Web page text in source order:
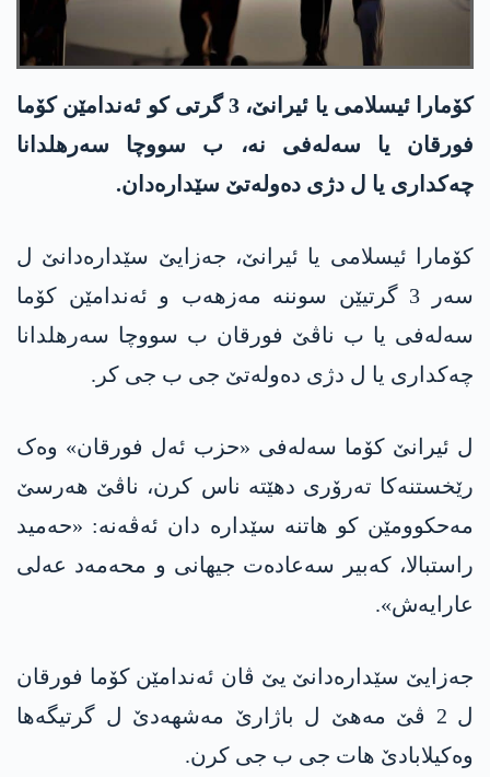
كۆمارا ئیسلامی یا ئیرانێ، 3 گرتی كو ئه‌ندامێن كۆما
فورقان یا سه‌له‌فی نه‌، ب سووچا سه‌رهلدانا
چه‌كداری یا ل دژی ده‌وله‌تێ سێداره‌دان.
كۆمارا ئیسلامی یا ئیرانێ، جه‌زایێ سێداره‌دانێ ل
سه‌ر 3 گرتیێن سوننه‌ مه‌زهه‌ب و ئه‌ندامێن كۆما
سه‌له‌فی یا ب ناڤێ فورقان ب سووچا سه‌رهلدانا
چه‌كداری یا ل دژی ده‌وله‌تێ جی ب جی كر.
ل ئیرانێ کۆما سەلەفی «حزب ئه‌ل فورقان» وەک
رێخستنه‌كا تەرۆری دهێته‌ ناس كرن، ناڤێ ھەرسێ
مەحکوومێن كو هاتنه‌ سێداره‌ دان ئه‌ڤه‌نه‌: «حەمید
راستبالا، کەبیر سەعادەت جیھانی و محەمەد عەلی
عارایەش».
جه‌زایێ سێداره‌دانێ یێ ڤان ئه‌ندامێن كۆما فورقان
ل 2 ڤێ مه‌هێ ل باژارێ مەشھەدێ ل گرتیگەھا
وەکیلابادێ هات جی ب جی كرن.